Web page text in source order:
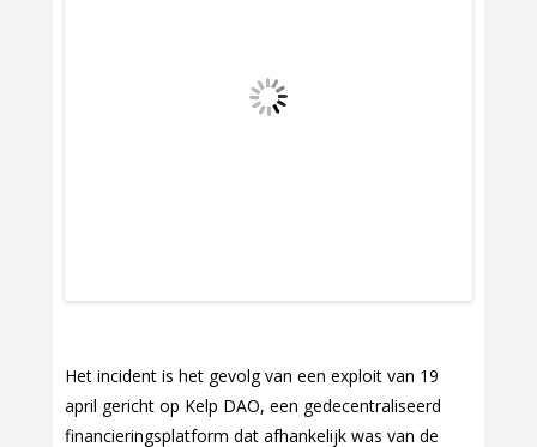
Het incident is het gevolg van een exploit van 19
april gericht op Kelp DAO, een gedecentraliseerd
financieringsplatform dat afhankelijk was van de